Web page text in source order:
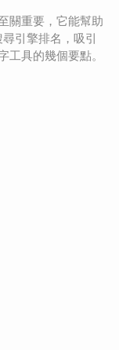
關重要，它能幫助
引擎排名，吸引
工具的幾個要點。